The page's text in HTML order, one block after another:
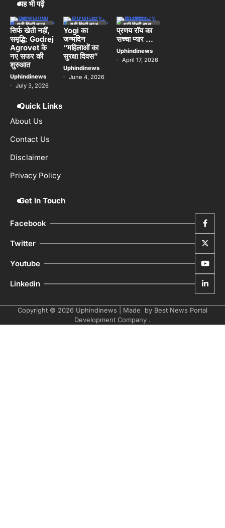
4
Uphindinews
5
मानसून बना घूमने-फिरने का नया सीजन, छोटी
यात्राओं को तरजीह दे रहे हैं भारतीय: Airbnb
Uphindinews
यह भी पढ़ें
यूपी हिन्दी न्यूज
स्पेशल
सिर्फ खेती नहीं,
समृद्धि: Godrej
Agrovet के
नए सफर की
शुरुआत
Uphindinews
July 3, 2026
यूपी हिन्दी न्यूज
स्पेशल
लखनऊ
Yogi का
जन्मदिन
“महिलाओं का
सुरक्षा दिवस”
Uphindinews
June 4, 2026
यूपी हिन्दी न्यूज
स्पेशल
प्रणय रॉय का
सच्चा प्यार …
Uphindinews
April 17, 2026
Quick Links
About Us
Contact Us
Disclaimer
Privacy Policy
Get In Touch
Facebook
Twitter
Youtube
Linkedin
Copyright © 2026 Uphindinews | Made by Best News Portal
Development Company .